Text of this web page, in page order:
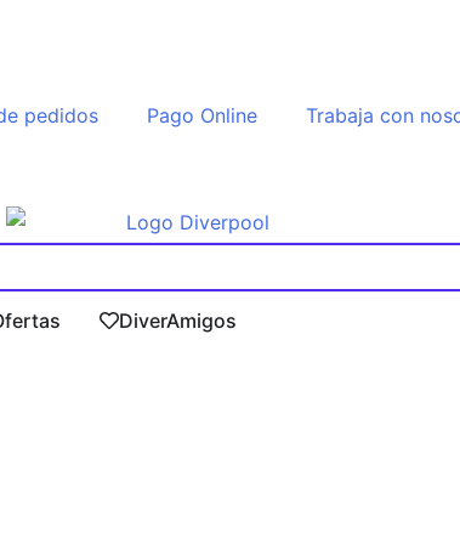
pedidos Pago Online Trabaja con
DiverAmigos